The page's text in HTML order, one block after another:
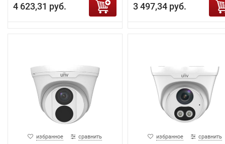
4 623,31 руб. 3 497,34 руб.
избранное сравнить избранное сравнить